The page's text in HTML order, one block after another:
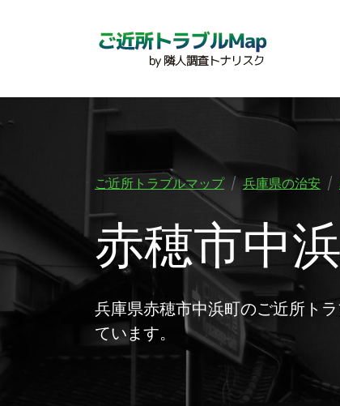
ご近所トラブルマップ 兵庫県の治安
赤穂市中
兵庫県赤穂市中浜町のご近所ト
ています。